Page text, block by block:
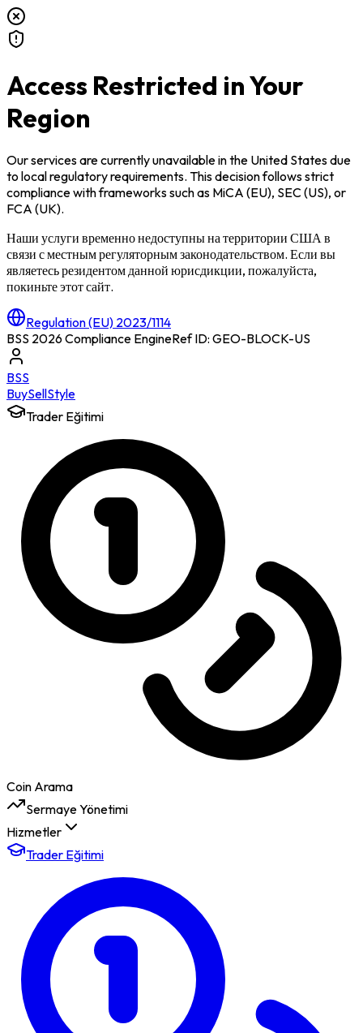
Access Restricted in Your
Region
Our services are currently unavailable inthe United Statesdue
to local regulatory requirements. This decision follows strict
compliance with frameworks such as MiCA (EU), SEC (US), or
FCA (UK).
Наши услуги временно недоступны на территории США в
связи с местным регуляторным законодательством. Если вы
являетесь резидентом данной юрисдикции, пожалуйста,
покиньте этот сайт.
Regulation (EU) 2023/1114
BSS 2026 Compliance EngineRef ID: GEO-BLOCK-US
BSS
BuySellStyle
Trader Eğitimi
Coin Arama
Sermaye Yönetimi
Hizmetler
Trader Eğitimi